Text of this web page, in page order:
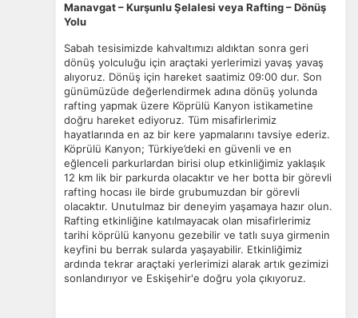
Manavgat – Kurşunlu Şelalesi veya Rafting – Dönüş
Yolu
Sabah tesisimizde kahvaltımızı aldıktan sonra geri
dönüş yolculuğu için araçtaki yerlerimizi yavaş yavaş
alıyoruz. Dönüş için hareket saatimiz 09:00 dur. Son
günümüzüde değerlendirmek adına dönüş yolunda
rafting yapmak üzere Köprülü Kanyon istikametine
doğru hareket ediyoruz. Tüm misafirlerimiz
hayatlarında en az bir kere yapmalarını tavsiye ederiz.
Köprülü Kanyon; Türkiye’deki en güvenli ve en
eğlenceli parkurlardan birisi olup etkinliğimiz yaklaşık
12 km lik bir parkurda olacaktır ve her botta bir görevli
rafting hocası ile birde grubumuzdan bir görevli
olacaktır. Unutulmaz bir deneyim yaşamaya hazır olun.
Rafting etkinliğine katılmayacak olan misafirlerimiz
tarihi köprülü kanyonu gezebilir ve tatlı suya girmenin
keyfini bu berrak sularda yaşayabilir. Etkinliğimiz
ardında tekrar araçtaki yerlerimizi alarak artık gezimizi
sonlandırıyor ve Eskişehir'e doğru yola çıkıyoruz.